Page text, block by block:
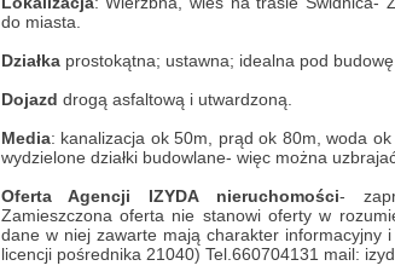
do miasta.
Działkaprostokątna; ustawna; idealna pod
Dojazd drogą asfaltową i utwardzoną.
Media: kanalizacja ok 50m, prąd ok 80m, woda
wydzielone działki budowlane- więc można
Oferta Agencji IZYDA nieruchomości-
Zamieszczona oferta nie stanowi oferty w
dane w niej zawarte mają charakter informacyjny
licencji pośrednika 21040) Tel.660704131 mail: